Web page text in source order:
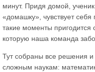
минут. Придя домой,
«домашку», чувствует себя
такие моменты пригодится
которую наша команда
Тут собраны все решения
сложным наукам: